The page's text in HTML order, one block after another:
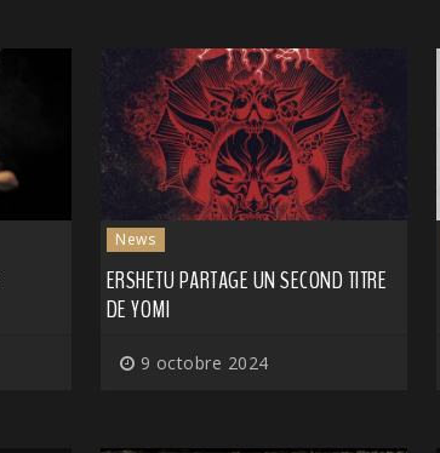
News
ERSHETU PARTAGE UN SECOND TITRE
DE YOMI
9 octobre 2024